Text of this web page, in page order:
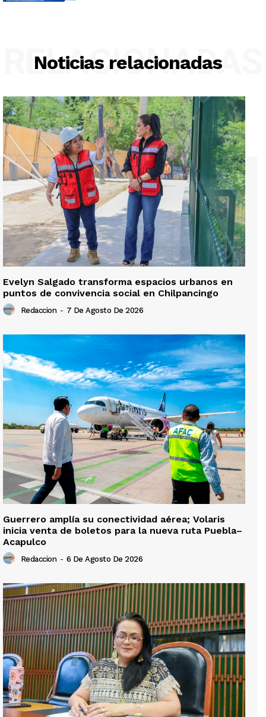
Noticias relacionadas
RELACIONADAS
Evelyn Salgado transforma espacios urbanos en
puntos de convivencia social en Chilpancingo
Redaccion - 7 De Agosto De 2026
Guerrero amplía su conectividad aérea; Volaris
inicia venta de boletos para la nueva ruta Puebla–
Acapulco
Redaccion - 6 De Agosto De 2026